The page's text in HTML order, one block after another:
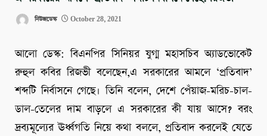
নিউজডেস্ক October 28, 2021
আলো ডেস্ক: বিএনপির সিনিয়র যুগ্ম মহাসচিব অ্যাডভোকেট
রুহুল কবির রিজভী বলেছেন,এ সরকারের আমলে ‘প্রতিবাদ’
শব্দটি নির্বাসনে গেছে। তিনি বলেন, দেশে পেঁয়াজ-মরিচ-চাল-
ডাল-তেলের দাম বাড়লে এ সরকারের কী যায় আসে? বরং
দ্রব্যমূল্যের ঊর্ধ্বগতি নিয়ে কথা বললে, প্রতিবাদ করলেই যেতে